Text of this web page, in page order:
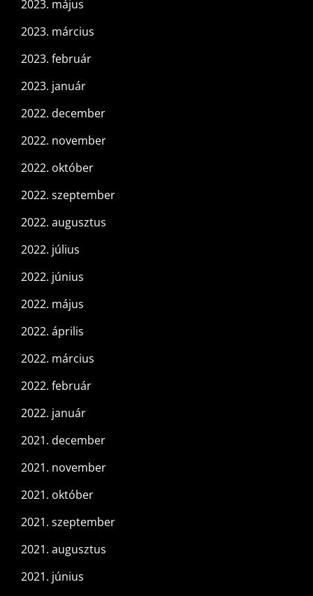
2023. május
2023. március
2023. február
2023. január
2022. december
2022. november
2022. október
2022. szeptember
2022. augusztus
2022. július
2022. június
2022. május
2022. április
2022. március
2022. február
2022. január
2021. december
2021. november
2021. október
2021. szeptember
2021. augusztus
2021. június